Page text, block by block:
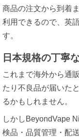
商品の注文から到着
利用できるので、英
す。
日本規格の丁寧
これまで海外から通
たり不良品が届いた
るかもしれません。
しかしBeyondVape
検品・品質管理・配